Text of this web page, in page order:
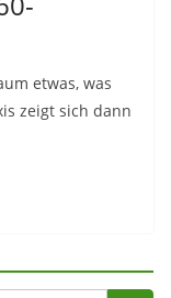
etwas, was
zeigt sich dann